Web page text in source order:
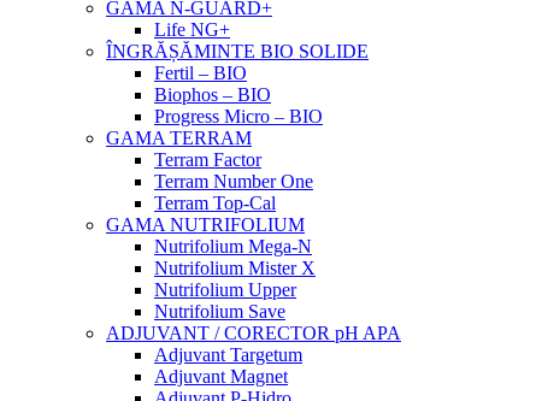
GAMA N-GUARD+
Life NG+
ÎNGRĂȘĂMINTE BIO SOLIDE
Fertil – BIO
Biophos – BIO
Progress Micro – BIO
GAMA TERRAM
Terram Factor
Terram Number One
Terram Top-Cal
GAMA NUTRIFOLIUM
Nutrifolium Mega-N
Nutrifolium Mister X
Nutrifolium Upper
Nutrifolium Save
ADJUVANT / CORECTOR pH APA
Adjuvant Targetum
Adjuvant Magnet